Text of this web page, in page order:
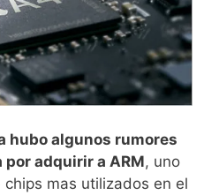
hubo algunos rumores
adquirir a ARM, uno
mas utilizados en el